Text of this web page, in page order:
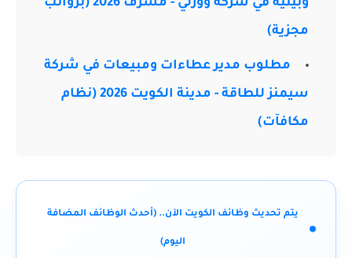
وبيئية في شركة وورلي - مشرف 2026 (برواتب
مجزية)
مطلوب مدير عطاءات ومبيعات في شركة
سيمنز للطاقة - مدينة الكويت 2026 (نظام
مكافآت)
يتم تحديث وظائف الكويت الآن.. (أحدث الوظائف المضافة
اليوم)